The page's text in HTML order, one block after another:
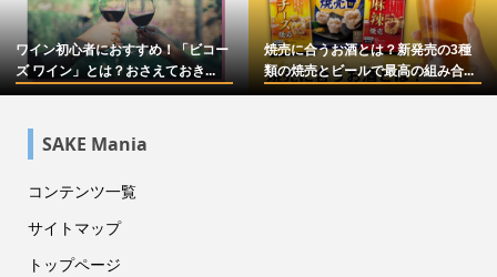
ワイン初心者におすすめ！「ビコー
ズ ワイン」とは？おさえておき...
焼売に合うお酒とは？新発売の3種
類の焼売とビールで最高の組み合...
SAKE Mania
コンテンツ一覧
サイトマップ
トップページ